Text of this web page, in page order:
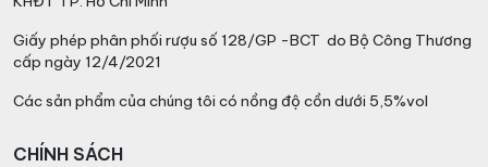
Giấy phép phân phối rượu số 128/GP -BCT do Bộ Công Thương
cấp ngày 12/4/2021
Các sản phẩm của chúng tôi có nồng độ cồn dưới 5,5%vol
CHÍNH SÁCH